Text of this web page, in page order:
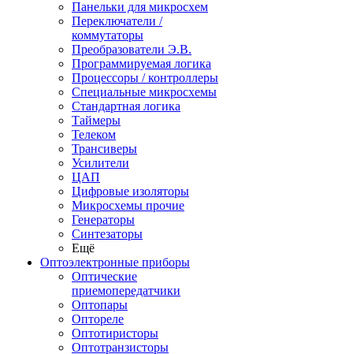
Панельки для микросхем
Переключатели /
коммутаторы
Преобразователи Э.В.
Программируемая логика
Процессоры / контроллеры
Специальные микросхемы
Стандартная логика
Таймеры
Телеком
Трансиверы
Усилители
ЦАП
Цифровые изоляторы
Микросхемы прочие
Генераторы
Синтезаторы
Ещё
Оптоэлектронные приборы
Оптические
приемопередатчики
Оптопары
Оптореле
Оптотиристоры
Оптотранзисторы